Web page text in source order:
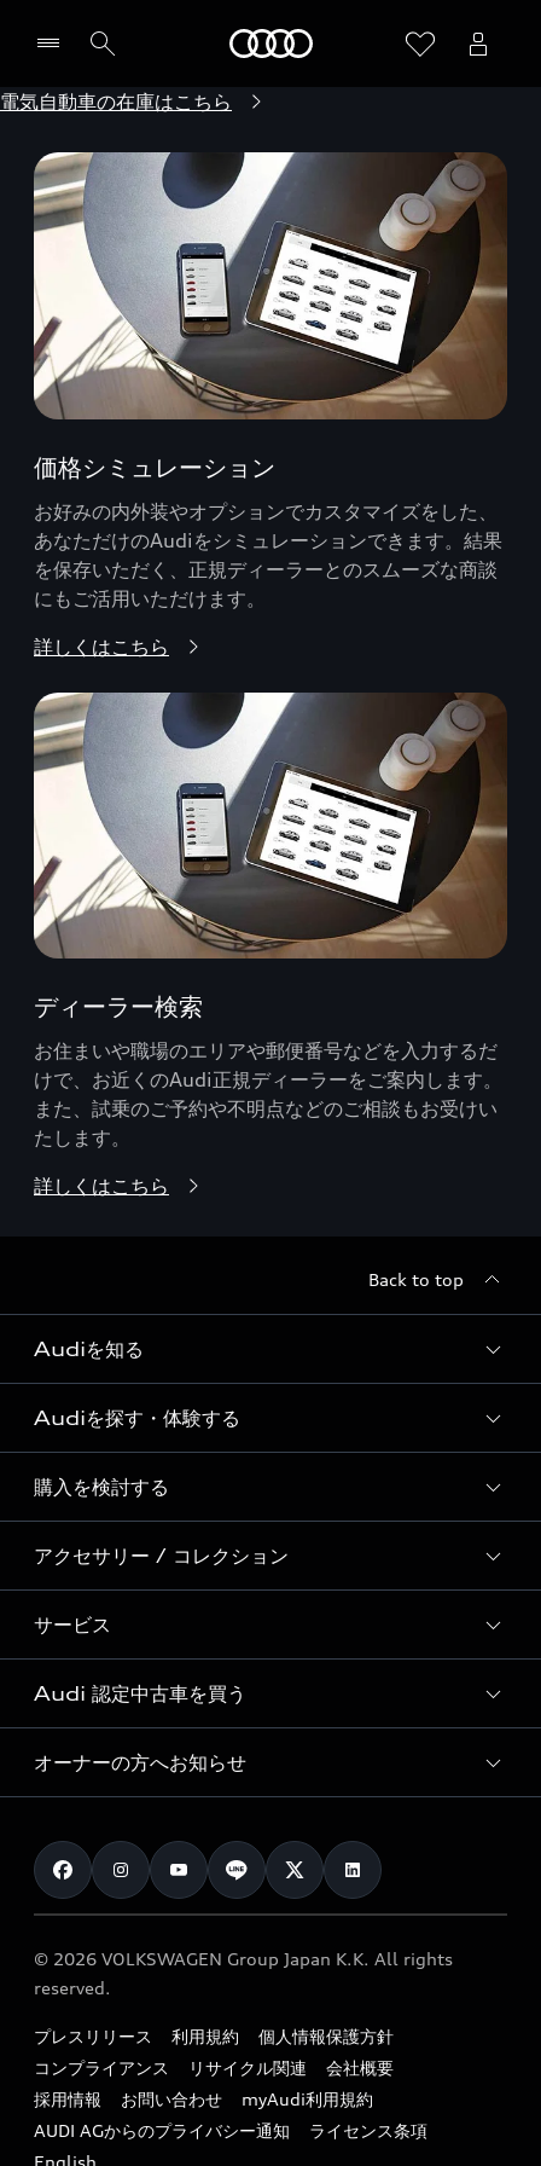
電気自動車の在庫はこちら
価格シミュレーション
お好みの内外装やオプションでカスタマイズをした、
あなただけのAudiをシミュレーションできます。結果
を保存いただく、正規ディーラーとのスムーズな商談
にもご活用いただけます。
詳しくはこちら
ディーラー検索
お住まいや職場のエリアや郵便番号などを入力するだ
けで、お近くのAudi正規ディーラーをご案内します。
また、試乗のご予約や不明点などのご相談もお受けい
たします。
詳しくはこちら
Back to top
Audiを知る
Audi ブランド
Story of Progress
Audi Sport
Formula 1®
デジタルサービス
Audiを探す・体験する
ディーラー検索
新車在庫検索
試乗車・展示車検索
見積り依頼
試乗予約
購入を検討する
モデル一覧
特別仕様モデル / 限定モデル
e-tronラインアップ
価格シミュレーション
車両比較
カタログ一覧
アクセサリー / コレクション
純正アクセサリー
オンラインショップ
Audi collection
アウディナビアプリ
サービス
サービス入庫予約
サービスプログラム
メンテナンス
車検 / 定期点検
e-tronアフターサポート
myAudi
Audi 認定中古車を買う
Audi認定中古車
クオリティ
保証
メンテナンス
ファイナンス
キャンペーン / イベント
買取査定
オーナーの方へお知らせ
お知らせ
オーナー様向けキャンペーン
特定整備適用車一覧
リサイクル法
よくある質問（FAQ）
© 2026 VOLKSWAGEN Group Japan K.K. All rights
reserved.
プレスリリース 利用規約
個人情報保護方針
コンプライアンス
リサイクル関連
会社概要
採用情報
お問い合わせ
myAudi利用規約
AUDI AGからのプライバシー通知
ライセンス条項
English